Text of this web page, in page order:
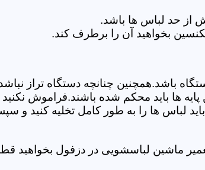
از حد لباس ها باشد.
بخواهید آن را برطرف کند.
باشد.همچنین چنانچه دستگاه تراز
پایه ها باید محکم شده باشند.فراموش
لباس ها را به طور کامل تخلیه کنید و
ماشین لباسشویی در دزفول بخواهید